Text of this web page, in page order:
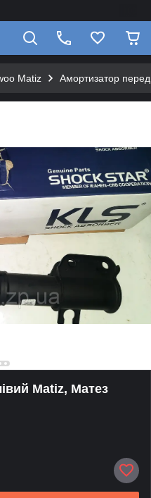
Matiz Амортизатор
Matiz, Матез